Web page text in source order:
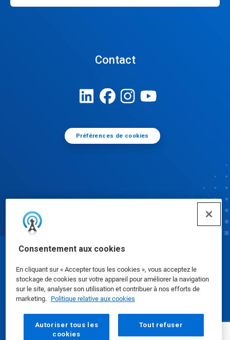
Consentement aux cookies
En cliquant sur « Accepter tous les cookies », vous acceptez le
stockage de cookies sur votre appareil pour améliorer la navigation
sur le site, analyser son utilisation et contribuer à nos efforts de
marketing. Politique relative aux cookies
Autoriser tous les
cookies
Tout refuser
Contact
Préférences de cookies
Fiches de données de sécurité|Politique de
confidentialité|conditions d'utilisation